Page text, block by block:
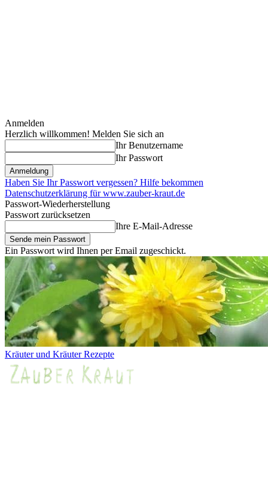
Anmelden
Herzlich willkommen! Melden Sie sich an
Ihr Benutzername
Ihr Passwort
Haben Sie Ihr Passwort vergessen? Hilfe bekommen
Datenschutzerklärung für www.zauber-kraut.de
Passwort-Wiederherstellung
Passwort zurücksetzen
Ihre E-Mail-Adresse
Ein Passwort wird Ihnen per Email zugeschickt.
Kräuter und Kräuter Rezepte